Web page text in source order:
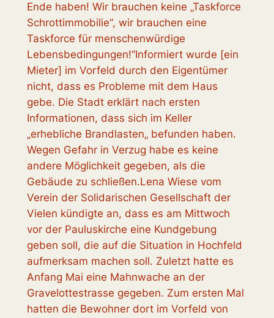
Ende haben! Wir brauchen keine „Taskforce
Schrottimmobilie“, wir brauchen eine
Taskforce für menschenwürdige
Lebensbedingungen!“Informiert wurde [ein
Mieter] im Vorfeld durch den Eigentümer
nicht, dass es Probleme mit dem Haus
gebe. Die Stadt erklärt nach ersten
Informationen, dass sich im Keller
„erhebliche Brandlasten„ befunden haben.
Wegen Gefahr in Verzug habe es keine
andere Möglichkeit gegeben, als die
Gebäude zu schließen.Lena Wiese vom
Verein der Solidarischen Gesellschaft der
Vielen kündigte an, dass es am Mittwoch
vor der Pauluskirche eine Kundgebung
geben soll, die auf die Situation in Hochfeld
aufmerksam machen soll. Zuletzt hatte es
Anfang Mai eine Mahnwache an der
Gravelottestrasse gegeben. Zum ersten Mal
hatten die Bewohner dort im Vorfeld von